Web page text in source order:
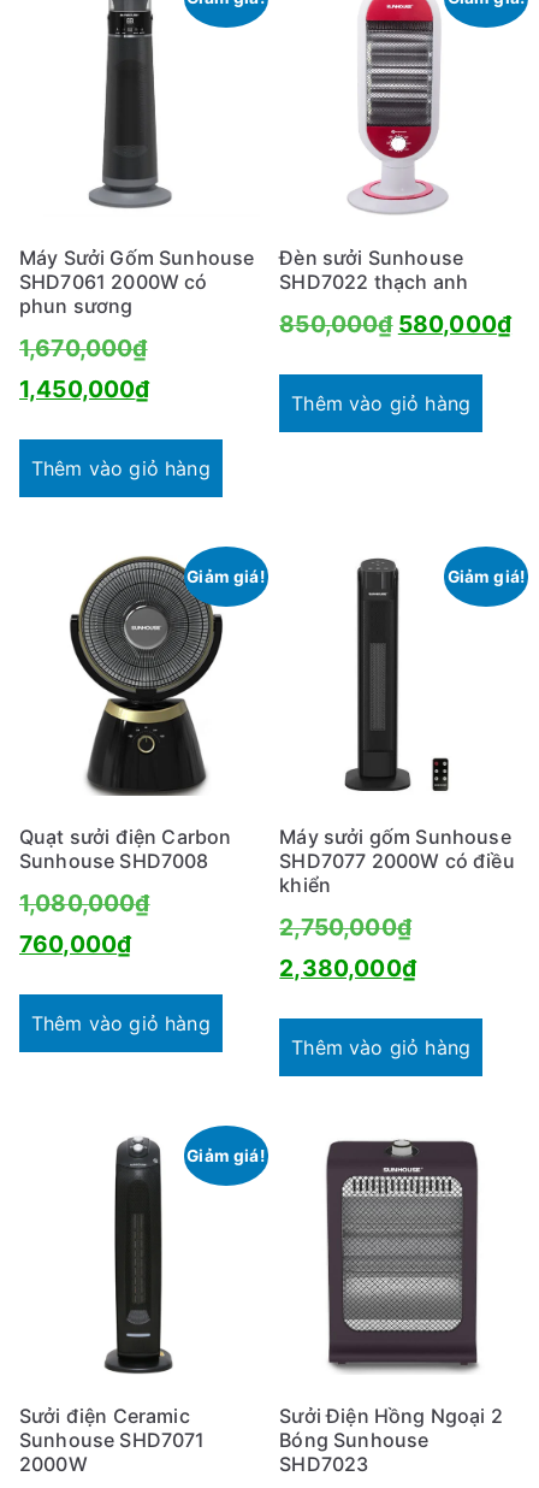
Máy Sưởi Gốm Sunhouse
SHD7061 2000W có
phun sương
1,670,000₫Giá
gốc
1,670,000₫.
1,450,000₫Giá
tại
1,450,000₫.
Thêm vào giỏ hàng
Đèn sưởi Sunhouse
SHD7022 thạch anh
850,000₫ Giá
là:
580,000₫
Thêm vào giỏ hàng
Giảm giá!
Quạt sưởi điện Carbon
Sunhouse SHD7008
1,080,000₫Giá
1,080,000₫.
760,000₫Giá
tại
Thêm vào giỏ hàng
Giảm giá!
Máy sưởi gốm Sunhouse
SHD7077 2000W có điều
khiển
2,750,000₫Giá
gốc
2,380,000₫Giá
tại
Thêm vào giỏ hàng
Giảm giá!
Sưởi điện Ceramic
Sunhouse SHD7071
2000W
Sưởi Điện Hồng Ngoại 2
Bóng Sunhouse
SHD7023